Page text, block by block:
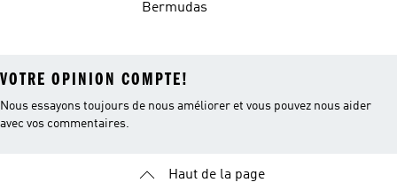
Bermudas
VOTRE OPINION COMPTE!
Nous essayons toujours de nous améliorer et vous pouvez nous aider
avec vos commentaires.
Haut de la page